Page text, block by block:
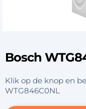
Bosch
Klik op de knop en
WTG846C0NL